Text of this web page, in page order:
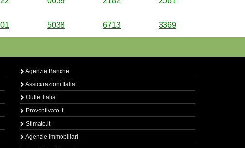
5038 6713 3369
Agenzie Banche
Assicurazioni Italia
Outlet Italia
Preventivato.it
Stimato.it
Agenzie Immobiliari